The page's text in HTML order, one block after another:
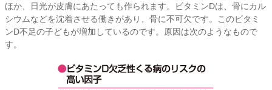
ほか、日光が皮膚にあたっても作られます。ビタミンDは、骨にカル
シウムなどを沈着させる働きがあり、骨に不可欠です。このビタミ
ンD不足の子どもが増加しているのです。原因は次のようなもので
す。